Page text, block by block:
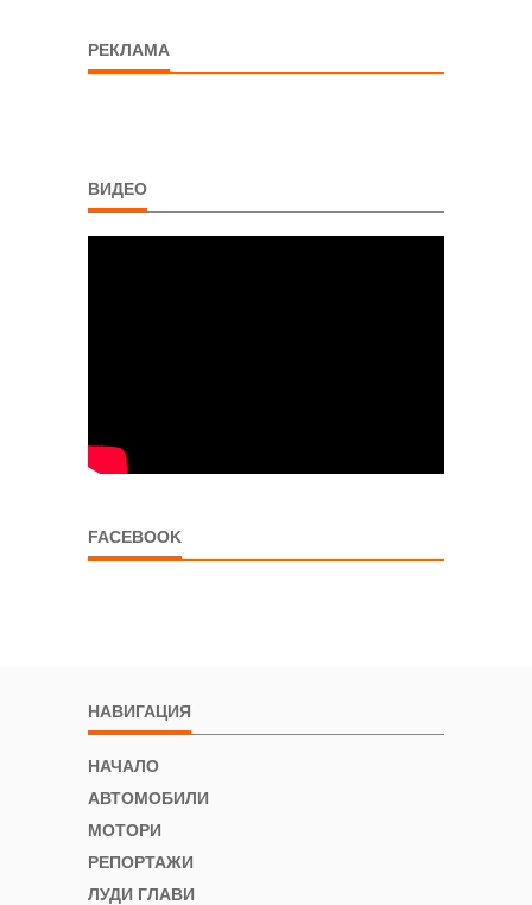
РЕКЛАМА
ВИДЕО
FACEBOOK
НАВИГАЦИЯ
НАЧАЛО
АВТОМОБИЛИ
МОТОРИ
РЕПОРТАЖИ
ЛУДИ ГЛАВИ